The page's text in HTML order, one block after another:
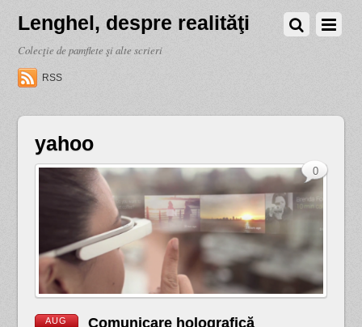
Lenghel, despre realităţi
Colecţie de pamflete şi alte scrieri
RSS
yahoo
AUG Comunicare holografică
0